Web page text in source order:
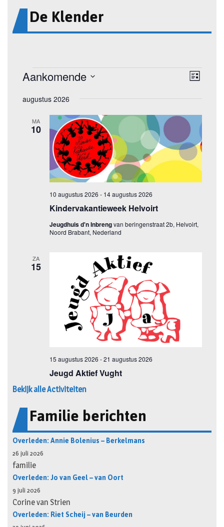
De Klender
Bekijk alle Activiteiten
Familie berichten
Overleden: Annie Bolenius – Berkelmans
26 juli 2026
familie
Overleden: Jo van Geel – van Oort
9 juli 2026
Corine van Strien
Overleden: Riet Scheij – van Beurden